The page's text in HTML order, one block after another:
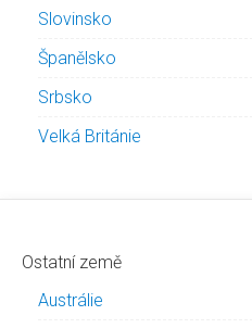
Slovinsko
Španělsko
Srbsko
Velká Británie
Ostatní země
Austrálie